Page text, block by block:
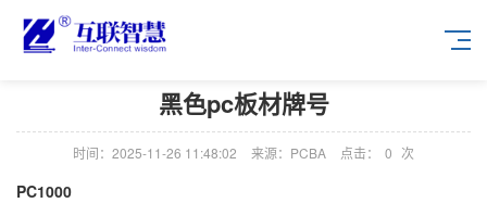
黑色pc板材牌号
时间：2025-11-26 11:48:02 来源：PCBA 点击： 0 次
PC1000